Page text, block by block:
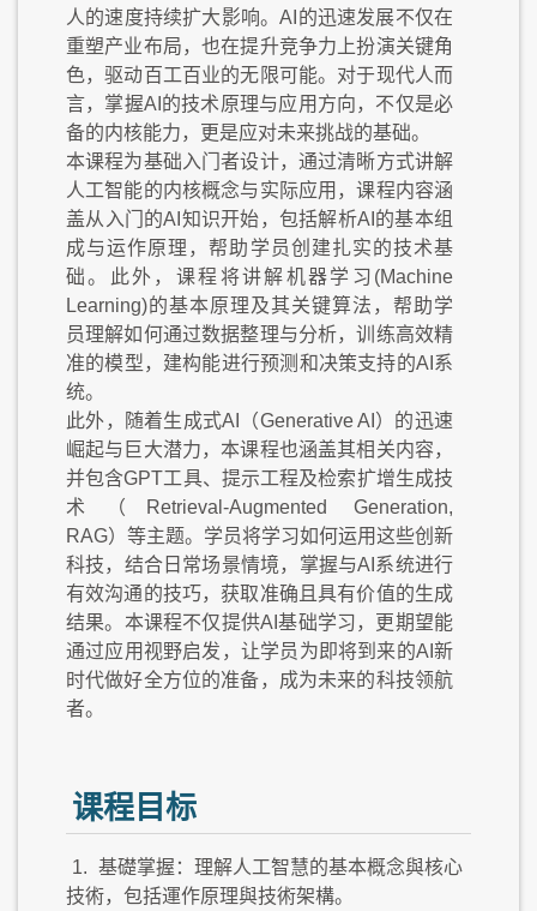
人的速度持续扩大影响。AI的迅速发展不仅在
重塑产业布局，也在提升竞争力上扮演关键角
色，驱动百工百业的无限可能。对于现代人而
言，掌握AI的技术原理与应用方向，不仅是必
备的内核能力，更是应对未来挑战的基础。
本课程为基础入门者设计，通过清晰方式讲解
人工智能的内核概念与实际应用，课程内容涵
盖从入门的AI知识开始，包括解析AI的基本组
成与运作原理，帮助学员创建扎实的技术基
础。此外，课程将讲解机器学习(Machine
Learning)的基本原理及其关键算法，帮助学
员理解如何通过数据整理与分析，训练高效精
准的模型，建构能进行预测和决策支持的AI系
统。
此外，随着生成式AI（Generative AI）的迅速
崛起与巨大潜力，本课程也涵盖其相关内容，
并包含GPT工具、提示工程及检索扩增生成技
术（Retrieval-Augmented Generation,
RAG）等主题。学员将学习如何运用这些创新
科技，结合日常场景情境，掌握与AI系统进行
有效沟通的技巧，获取准确且具有价值的生成
结果。本课程不仅提供AI基础学习，更期望能
通过应用视野启发，让学员为即将到来的AI新
时代做好全方位的准备，成为未来的科技领航
者。
课程目标
1. 基礎掌握：理解人工智慧的基本概念與核心
技術，包括運作原理與技術架構。